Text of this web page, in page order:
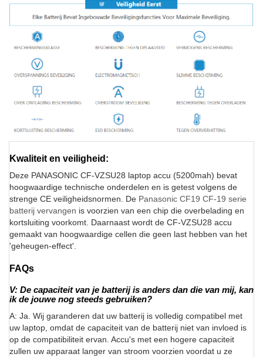
Kwaliteit en veiligheid:
Deze PANASONIC CF-VZSU28 laptop accu (5200mah) bevat
hoogwaardige technische onderdelen en is getest volgens de
strenge CE veiligheidsnormen. De Panasonic CF19 CF-19 serie
batterij vervangen is voorzien van een chip die overbelading en
kortsluiting voorkomt. Daarnaast wordt de CF-VZSU28 accu
gemaakt van hoogwaardige cellen die geen last hebben van het
'geheugen-effect'.
FAQs
V: De capaciteit van je batterij is anders dan die van mij, kan
ik de jouwe nog steeds gebruiken?
A: Ja. Wij garanderen dat uw batterij is volledig compatibel met
uw laptop, omdat de capaciteit van de batterij niet van invloed is
op de compatibiliteit ervan. Accu's met een hogere capaciteit
zullen uw apparaat langer van stroom voorzien voordat u ze